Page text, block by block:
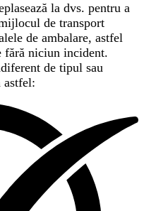
la dvs. pentru a
de transport
de ambalare, astfel
fără niciun incident.
de tipul sau
astfel: